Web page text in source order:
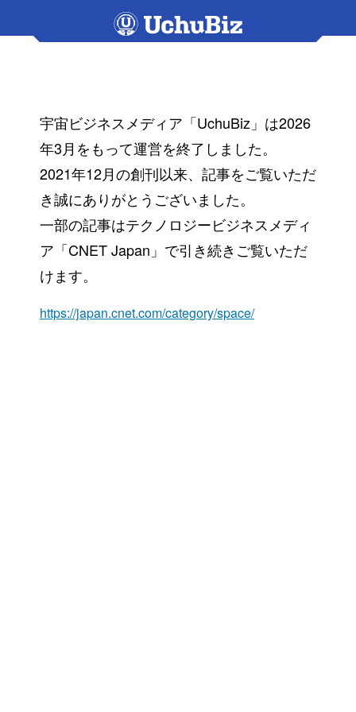
宇宙ビジネスメディア「UchuBiz」は2026
年3月をもって運営を終了しました。
2021年12月の創刊以来、記事をご覧いただ
き誠にありがとうございました。
一部の記事はテクノロジービジネスメディ
ア「CNET Japan」で引き続きご覧いただ
けます。
https://japan.cnet.com/category/space/